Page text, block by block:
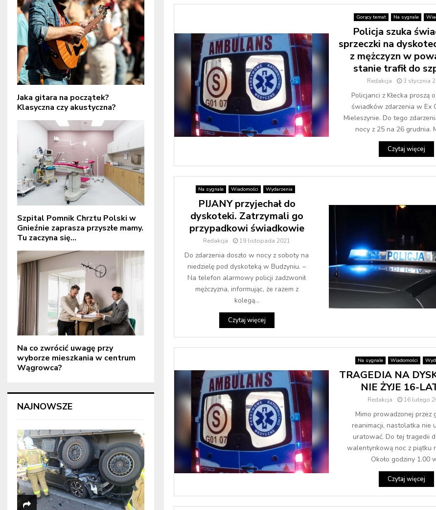
Gorący temat Na sygnale
Policja szuka
sprzeczki na
z mężczyzn w
stanie trafił do
Redakcja 3 stycznia
Policjanci z Kłecka proszą
świadków zdarzenia w Ex
Mieleszynie. Do tego
nocy z 25 na 26 grudnia.
Czytaj więcej
Na sygnale Wiadomości Wydarzenia
PIJANY przyjechał do
dyskoteki. Zatrzymali go
przypadkowi świadkowie
Redakcja 19 listopada 2021
Do zdarzenia doszło w nocy z soboty na
niedzielę pod dyskoteką w Budzyniu. –
Na telefon alarmowy policji zadzwonił
mężczyzna, informując, że razem z
kolegą...
Czytaj więcej
Na sygnale Wiadomości
TRAGEDIA NA
NIE ŻYJE 16-
Redakcja 16 lutego
Mimo prowadzonej przez
reanimacji, nastolatka nie
uratować. Do tej tragedii
walentynkową noc z piątku
Około godziny 1.00
Czytaj więcej
Jaka gitara na początek?
Klasyczna czy akustyczna?
Szpital Pomnik Chrztu Polski w
Gnieźnie zaprasza przyszłe mamy.
Tu zaczyna się...
Na co zwrócić uwagę przy
wyborze mieszkania w centrum
Wągrowca?
NAJNOWSZE